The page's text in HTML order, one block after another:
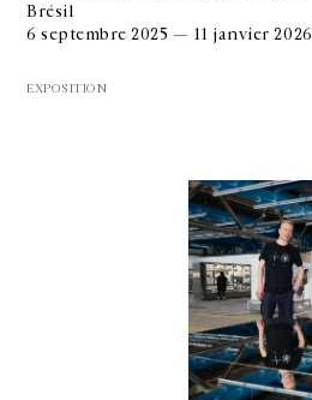
Brésil
6 septembre 2025 — 11 janvier 2026
EXPOSITION